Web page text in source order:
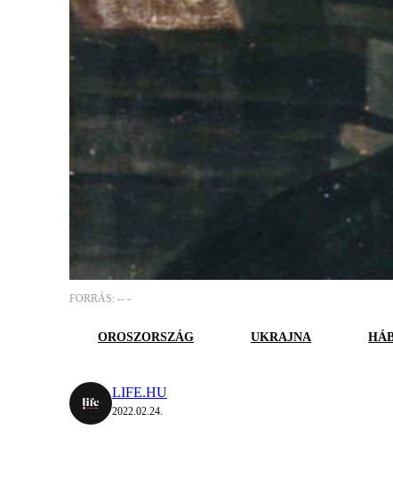
FORRÁS: -- -
OROSZORSZÁG UKRAJNA
LIFE.HU
2022.02.24.